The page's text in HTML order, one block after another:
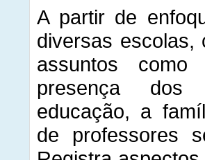
A partir de
diversas escolas,
assuntos
presença
educação, a
de professores